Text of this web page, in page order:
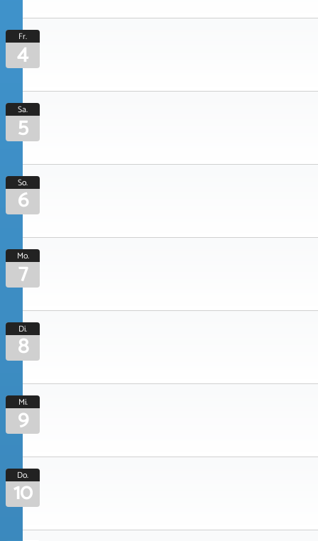
Fr.
4
Sa.
5
So.
6
Mo.
7
Di.
8
Mi.
9
Do.
10